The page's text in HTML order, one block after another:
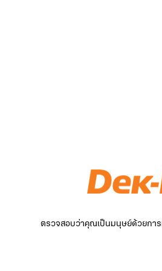
ตรวจสอบว่าคุณเป็นมนุษย์ด้วยการ